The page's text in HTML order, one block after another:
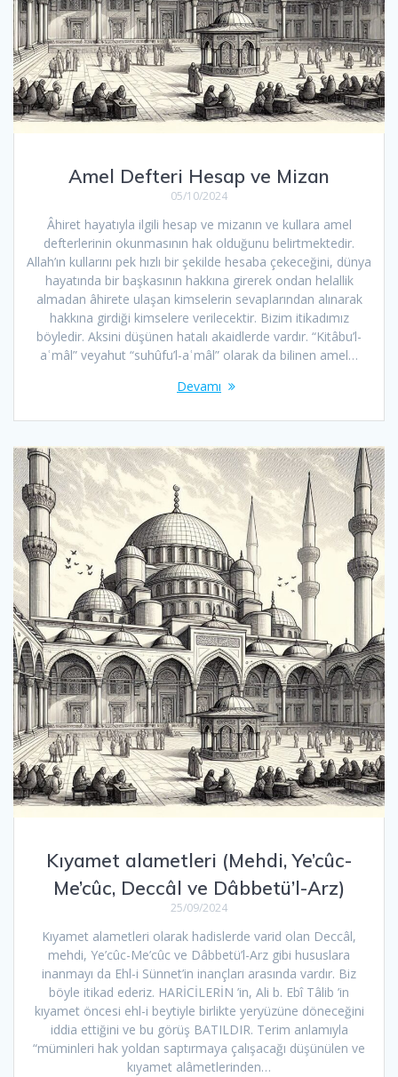
Amel Defteri Hesap ve Mizan
05/10/2024
Âhiret hayatıyla ilgili hesap ve mizanın ve kullara amel
defterlerinin okunmasının hak olduğunu belirtmektedir.
Allah’ın kullarını pek hızlı bir şekilde hesaba çekeceğini, dünya
hayatında bir başkasının hakkına girerek ondan helallik
almadan âhirete ulaşan kimselerin sevaplarından alınarak
hakkına girdiği kimselere verilecektir. Bizim itikadımız
böyledir. Aksini düşünen hatalı akaidlerde vardır. “Kitâbu’l-
aʿmâl” veyahut “suhûfu’l-aʿmâl” olarak da bilinen amel…
Devamı
Kıyamet alametleri (Mehdi, Ye’cûc-
Me’cûc, Deccâl ve Dâbbetü’l-Arz)
25/09/2024
Kıyamet alametleri olarak hadislerde varid olan Deccâl,
mehdi, Ye’cûc-Me’cûc ve Dâbbetü’l-Arz gibi hususlara
inanmayı da Ehl-i Sünnet’in inançları arasında vardır. Biz
böyle itikad ederiz. HARİCİLERİN ’in, Ali b. Ebî Tâlib ’in
kıyamet öncesi ehl-i beytiyle birlikte yeryüzüne döneceğini
iddia ettiğini ve bu görüş BATILDIR. Terim anlamıyla
“müminleri hak yoldan saptırmaya çalışacağı düşünülen ve
kıyamet alâmetlerinden…